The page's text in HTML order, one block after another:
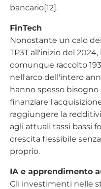
bancario[12].
FinTech
Nonostante un calo
TP3T all'inizio del
comunque raccolto
nell'arco dell'intero
hanno spesso
finanziare
raggiungere la
agli attuali tassi bassi
crescita flessibile
proprio.
IA e apprendimento
Gli investimenti nelle